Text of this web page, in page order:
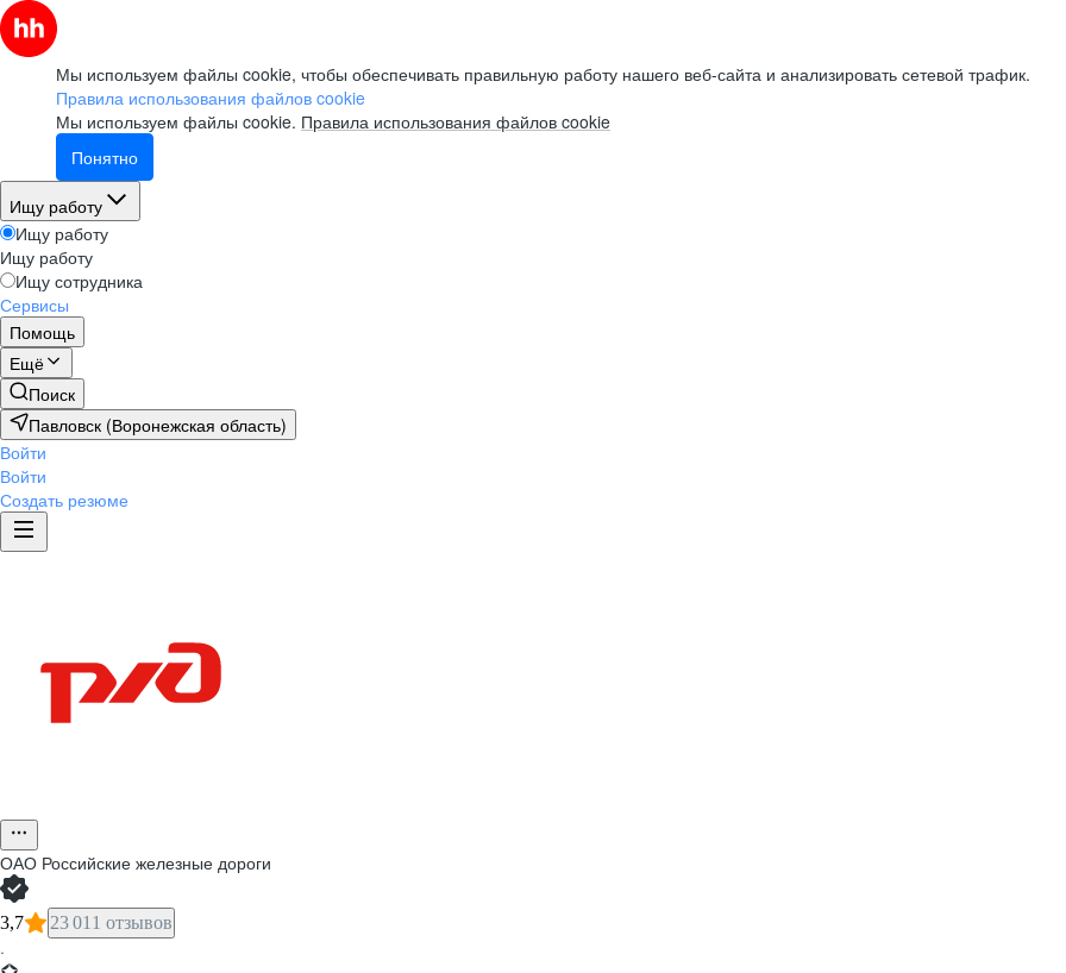
Мы используем файлы cookie, чтобы обеспечивать правильную работу нашего веб-сайта и анализировать сетевой трафик.
Правила использования файлов cookie
Мы используем файлы cookie. Правила использования файлов cookie
Понятно
Ищу работу
Ищу работу
Ищу работу
Ищу сотрудника
Сервисы
Помощь
Ещё
Поиск
Павловск (Воронежская область)
Войти
Войти
Создать резюме
ОАО Российские железные дороги
3,7 23 011 отзывов
·